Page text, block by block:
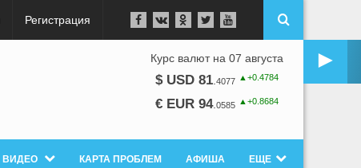
Регистрация
►
Курс валют на 07 августа
$ USD 81 4077 ▲+0.4784
€ EUR 94. 0585 ▲+0.8684
ВИДЕО КАРТА ПРОБЛЕМ АФИША ЕЩЕ